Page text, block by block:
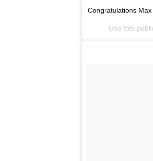
Congratulations
Una foto